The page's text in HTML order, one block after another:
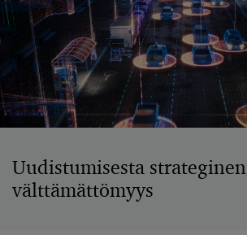
Uudistumisesta strateginen
välttämättömyys